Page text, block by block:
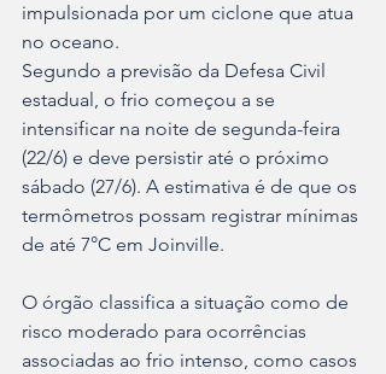
impulsionada por um ciclone que atua
no oceano.
Segundo a previsão da Defesa Civil
estadual, o frio começou a se
intensificar na noite de segunda-feira
(22/6) e deve persistir até o próximo
sábado (27/6). A estimativa é de que os
termômetros possam registrar mínimas
de até 7°C em Joinville.
O órgão classifica a situação como de
risco moderado para ocorrências
associadas ao frio intenso, como casos